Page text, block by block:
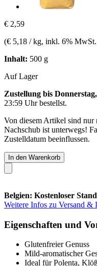
€ 2,59
(€ 5,18 / kg, inkl. 6% MwSt.
Inhalt: 500 g
Auf Lager
Zustellung bis
23:59 Uhrbestellst.
Von diesem Artikel sind nur
Nachschub ist unterwegs!
Zustelldatum beeinflussen.
In den Warenkorb
Belgien: Kostenloser
Weitere Infos zu Versand &
Eigenschaften und
Glutenfreier Genuss
Mild-aromatischer
Ideal für Polenta,